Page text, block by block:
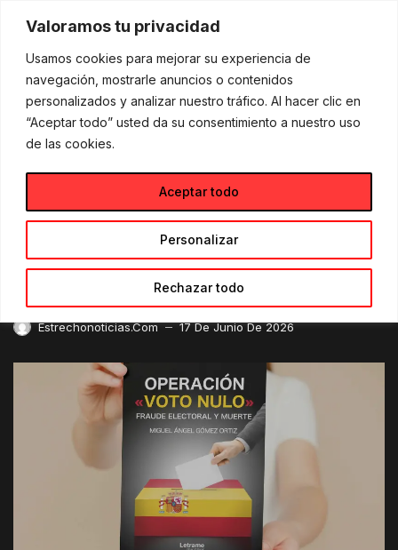
Valoramos tu privacidad
Usamos cookies para mejorar su experiencia de
navegación, mostrarle anuncios o contenidos
personalizados y analizar nuestro tráfico. Al hacer clic en
“Aceptar todo” usted da su consentimiento a nuestro uso
de las cookies.
Personalizar
Rechazar todo
Aceptar todo
content
Blog Miguel Ángel Gómez Ortiz explora los límites de la democracia en su nueva novela de ficción política
Miguel Ángel Gómez Ortiz
explora los límites de la
democracia en su nueva
novela de ficción política
Estrechonoticias.com — 17 De Junio De 2026